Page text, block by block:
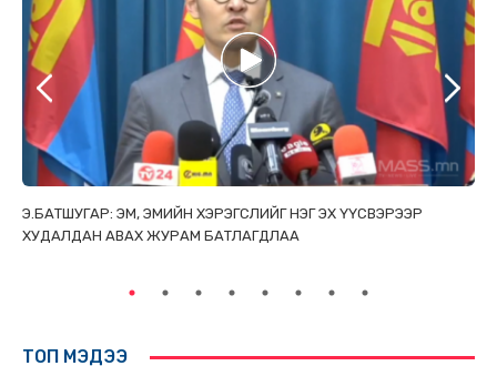
Э.БАТШУГАР: ЭМ, ЭМИЙН ХЭРЭГСЛИЙГ НЭГ ЭХ ҮҮСВЭРЭЭР
ХУДАЛДАН АВАХ ЖУРАМ БАТЛАГДЛАА
ТОП МЭДЭЭ